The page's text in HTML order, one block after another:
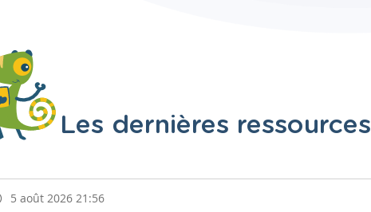
Les dernières ressources
5 août 2026 21:56